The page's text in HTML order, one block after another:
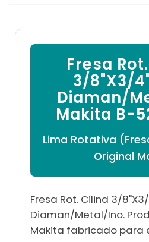
Fresa
3/8"X3/
Diaman/
Makita B-
Lima Rotativa
Original
Fresa Rot. Cilind 3/
Diaman/Metal/Ino.
Makita fabricado para